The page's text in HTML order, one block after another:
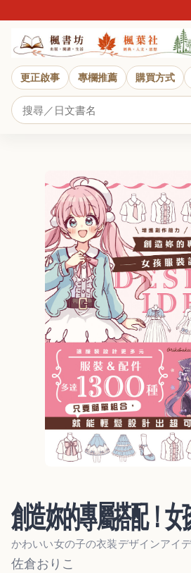
更正啟事 專欄推薦 購買方式
創造妳的專屬搭配！
かわいい女の子の衣装デザインアイ
佐倉おりこ